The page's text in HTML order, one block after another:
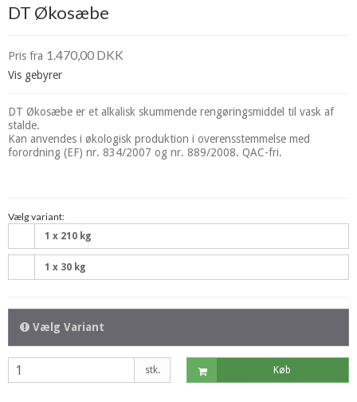
DT Økosæbe
Pris fra 1.470,00 DKK
Vis gebyrer
DT Økosæbe er et alkalisk skummende rengøringsmiddel til vask af
stalde.
Kan anvendes i økologisk produktion i overensstemmelse med
forordning (EF) nr. 834/2007 og nr. 889/2008. QAC-fri.
Vælg variant:
1 x 210 kg
1 x 30 kg
Vælg Variant
stk. Køb